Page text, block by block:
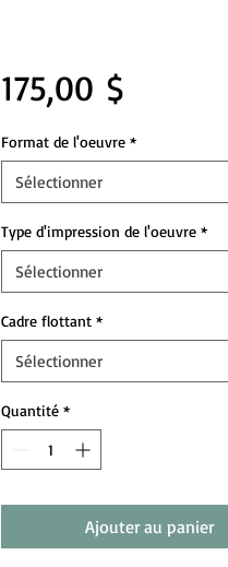
175,00 $Prix
Format de l'oeuvre *
Sélectionner
Type d'impression de l'oeuvre *
Sélectionner
Cadre flottant *
Sélectionner
Quantité *
Ajouter au panier